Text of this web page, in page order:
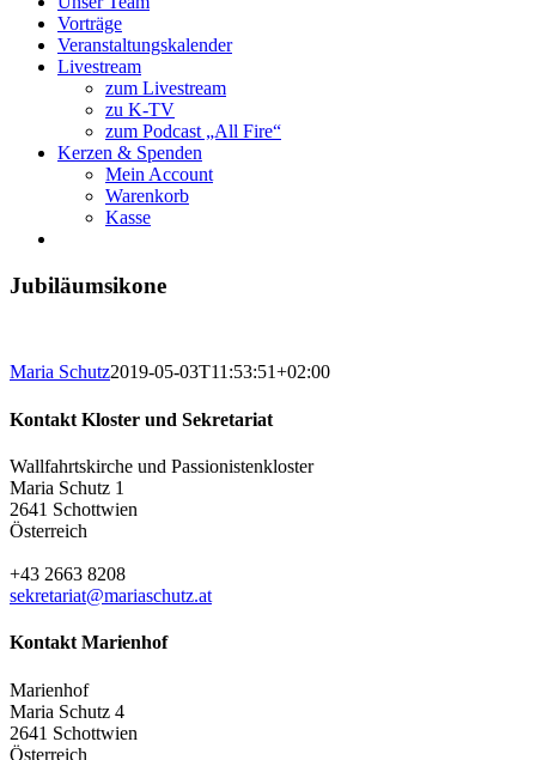
Vorträge
Veranstaltungskalender
Livestream
zum Livestream
zu K-TV
zum Podcast „All Fire“
Kerzen & Spenden
Mein Account
Warenkorb
Kasse
Jubiläumsikone
Maria Schutz2019-05-03T11:53:51+02:00
Kontakt Kloster und Sekretariat
Wallfahrtskirche und Passionistenkloster
Maria Schutz 1
2641 Schottwien
Österreich
+43 2663 8208
sekretariat@mariaschutz.at
Kontakt Marienhof
Marienhof
Maria Schutz 4
2641 Schottwien
Österreich